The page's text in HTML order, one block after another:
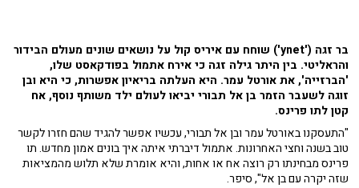
בר זגה ('ynet') שוחח עם איריס קול על נושאים שונים מעולם הבידור
והראליטי. בין היתר גילה זגה כי אירח אתמול בפודקאסט שלו,
'הברזייה', את אורטל עמר. היא העלתה בריאיון אפשרות, כי היא ובן
זוגה לשעבר הזמר בן אל תבורי יביאו לעולם ילד משותף נוסף, אח
קטן לתו פרינס.
"התעסקנו באורטל עמר ובן אל תבורי, עכשיו אפשר להגיד שהם חזרו לקשר
טוב בשנה וחצי האחרונות. אתמול דיברתי איתה איך בונים אמון מחדש. תו
פרינס מבחינתו רק רוצה אח או אחות, והיא אומרת שלא תלוש מהמציאות
שזה יקרה עם בן אל", סיפר.